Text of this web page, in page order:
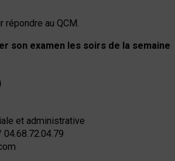
répondre au QCM.
son examen les soirs de la semaine
et administrative